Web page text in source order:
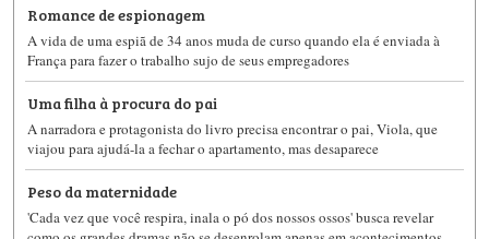
Romance de espionagem
A vida de uma espiã de 34 anos muda de curso quando ela é enviada à
França para fazer o trabalho sujo de seus empregadores
Uma filha à procura do pai
A narradora e protagonista do livro precisa encontrar o pai, Viola, que
viajou para ajudá-la a fechar o apartamento, mas desaparece
Peso da maternidade
'Cada vez que você respira, inala o pó dos nossos ossos' busca revelar